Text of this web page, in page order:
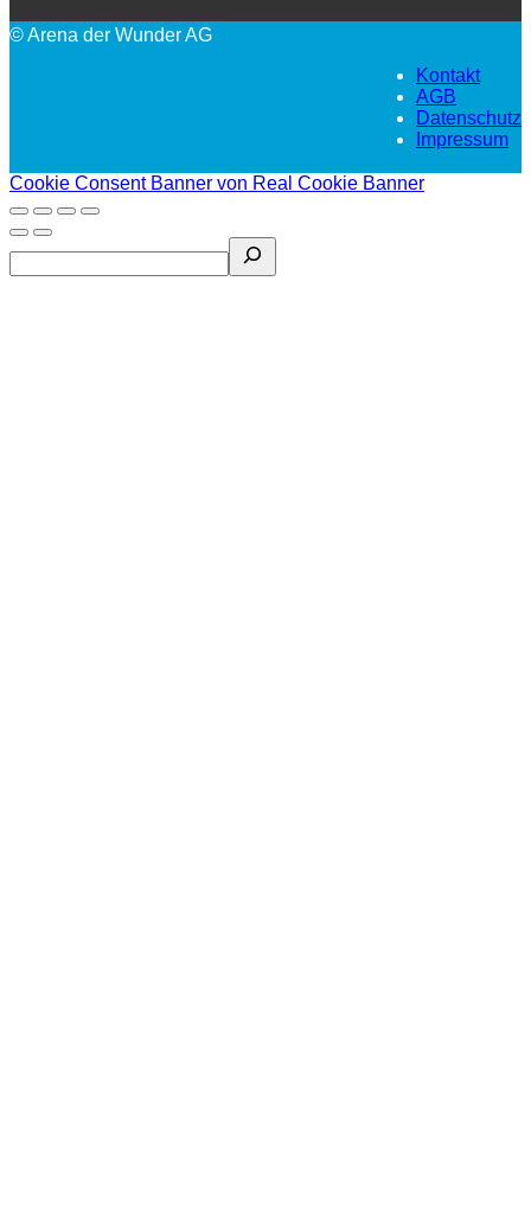
© Arena der Wunder AG
Kontakt
AGB
Datenschutz
Impressum
Cookie Consent Banner von Real Cookie Banner